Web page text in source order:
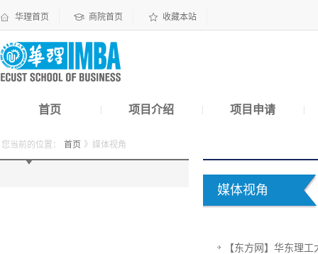
华理首页 商院首页 收藏本站
首页 项目介绍 项目申请
您当前的位置： 首页 》媒体视角
媒体视角
【东方网】华东理